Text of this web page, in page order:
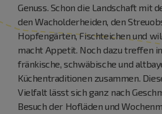
Genuss. Schon die Landschaft mit
den Wacholderheiden, den
Hopfengärten, Fischteichen und
macht Appetit. Noch dazu treffen
fränkische, schwäbische und
Küchentraditionen zusammen.
Vielfalt lässt sich ganz nach
Besuch der Hofläden und